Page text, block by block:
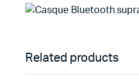
Related products